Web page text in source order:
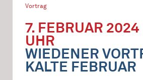
Vortrag
7. FEBRUAR 2024
UHR
WIEDENER
KALTE FEBRUAR